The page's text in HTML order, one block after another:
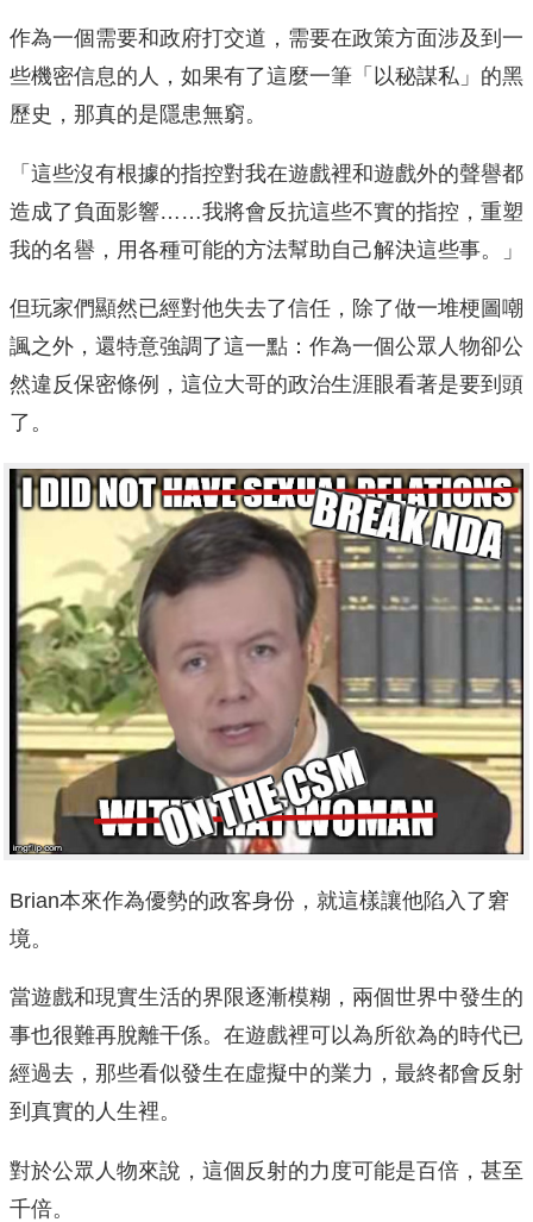
作為一個需要和政府打交道，需要在政策方面涉及到一
些機密信息的人，如果有了這麼一筆「以秘謀私」的黑
歷史，那真的是隱患無窮。
「這些沒有根據的指控對我在遊戲裡和遊戲外的聲譽都
造成了負面影響……我將會反抗這些不實的指控，重塑
我的名譽，用各種可能的方法幫助自己解決這些事。」
但玩家們顯然已經對他失去了信任，除了做一堆梗圖嘲
諷之外，還特意強調了這一點：作為一個公眾人物卻公
然違反保密條例，這位大哥的政治生涯眼看著是要到頭
了。
Brian本來作為優勢的政客身份，就這樣讓他陷入了窘
境。
當遊戲和現實生活的界限逐漸模糊，兩個世界中發生的
事也很難再脫離干係。在遊戲裡可以為所欲為的時代已
經過去，那些看似發生在虛擬中的業力，最終都會反射
到真實的人生裡。
對於公眾人物來說，這個反射的力度可能是百倍，甚至
千倍。